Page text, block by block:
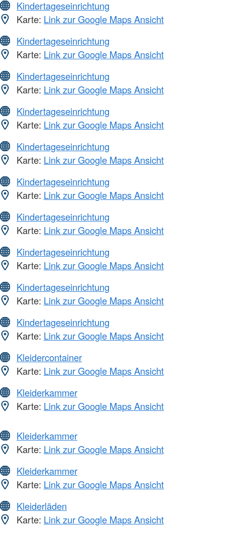
Kindertageseinrichtung
Karte: Link zur Google Maps Ansicht
Kindertageseinrichtung
Karte: Link zur Google Maps Ansicht
Kindertageseinrichtung
Karte: Link zur Google Maps Ansicht
Kindertageseinrichtung
Karte: Link zur Google Maps Ansicht
Kindertageseinrichtung
Karte: Link zur Google Maps Ansicht
Kindertageseinrichtung
Karte: Link zur Google Maps Ansicht
Kindertageseinrichtung
Karte: Link zur Google Maps Ansicht
Kindertageseinrichtung
Karte: Link zur Google Maps Ansicht
Kindertageseinrichtung
Karte: Link zur Google Maps Ansicht
Kindertageseinrichtung
Karte: Link zur Google Maps Ansicht
Kleidercontainer
Karte: Link zur Google Maps Ansicht
Kleiderkammer
Karte: Link zur Google Maps Ansicht
Kleiderkammer
Karte: Link zur Google Maps Ansicht
Kleiderkammer
Karte: Link zur Google Maps Ansicht
Kleiderläden
Karte: Link zur Google Maps Ansicht